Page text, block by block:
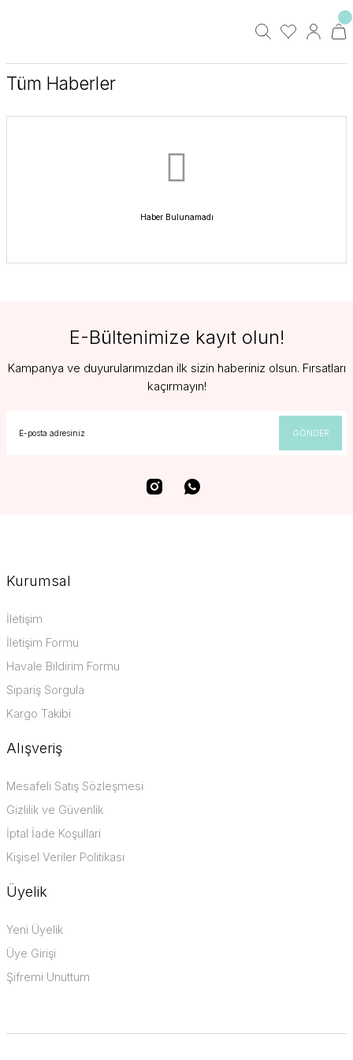
Tüm Haberler
Haber Bulunamadı
E-Bültenimize kayıt olun!
Kampanya ve duyurularımızdan ilk sizin haberiniz olsun. Fırsatları
kaçırmayın!
GÖNDER
Kurumsal
İletişim
İletişim Formu
Havale Bildirim Formu
Sipariş Sorgula
Kargo Takibi
Alışveriş
Mesafeli Satış Sözleşmesi
Gizlilik ve Güvenlik
İptal İade Koşullari
Kişisel Veriler Politikası
Üyelik
Yeni Üyelik
Üye Girişi
Şifremi Unuttum